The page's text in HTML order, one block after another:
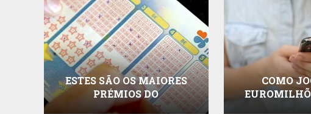
ESTES SÃO OS MAIORES
PRÉMIOS DO
EUROMILHÕES DE SEMPRE
COMO